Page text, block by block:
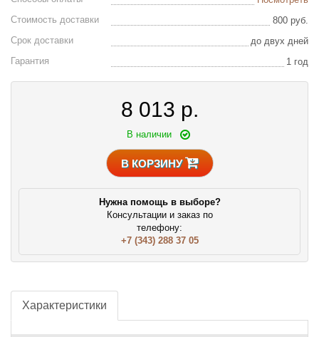
Стоимость доставки
800 руб.
Срок доставки
до двух дней
Гарантия
1 год
8 013 р.
В наличии
В КОРЗИНУ
Нужна помощь в выборе?
Консультации и заказ по
телефону:
+7 (343) 288 37 05
Характеристики